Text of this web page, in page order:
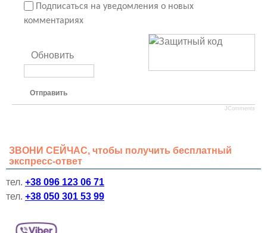
ЗВОНИ СЕЙЧАС, чтобы получить бесплатный
экспресс-ответ
тел. +38 096 123 06 71
тел. +38 050 301 53 99
Подписаться на уведомления о новых
комментариях
Обновить
Отправить
JComments